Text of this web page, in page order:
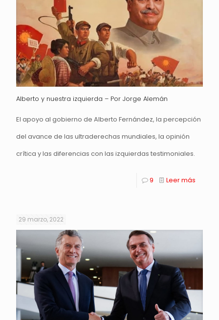
Alberto y nuestra izquierda – Por Jorge Alemán
El apoyo al gobierno de Alberto Fernández, la percepción
del avance de las ultraderechas mundiales, la opinión
crítica y las diferencias con las izquierdas testimoniales.
9 Leer más
29 marzo, 2022